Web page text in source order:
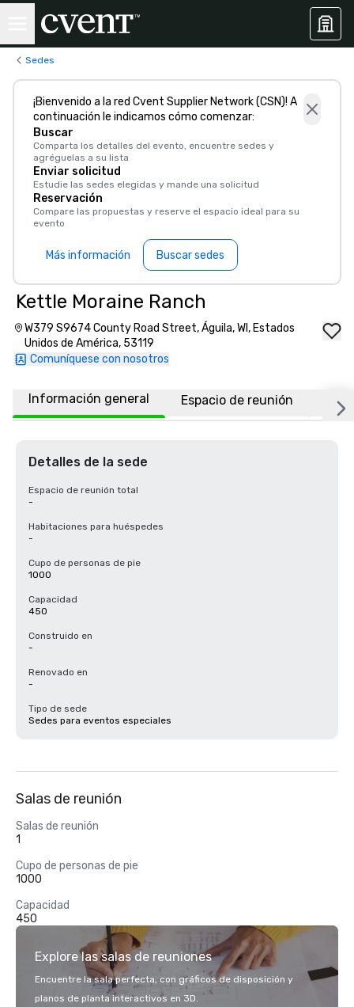
Sedes
¡Bienvenido a la red Cvent Supplier Network (CSN)! A
continuación le indicamos cómo comenzar:
Buscar
Comparta los detalles del evento, encuentre sedes y
agréguelas a su lista
Enviar solicitud
Estudie las sedes elegidas y mande una solicitud
Reservación
Compare las propuestas y reserve el espacio ideal para su
evento
Más información Buscar sedes
Kettle Moraine Ranch
W379 S9674 County Road Street, Águila, WI, Estados
Unidos de América, 53119
Comuníquese con nosotros
Información general Espacio de reunión
Detalles de la sede
Espacio de reunión total
-
Habitaciones para huéspedes
-
Cupo de personas de pie
1000
Capacidad
450
Construido en
-
Renovado en
-
Tipo de sede
Sedes para eventos especiales
Salas de reunión
Salas de reunión
1
Cupo de personas de pie
1000
Capacidad
450
Explore las salas de reuniones
Encuentre la sala perfecta, con gráficos de disposición y
planos de planta interactivos en 3D.